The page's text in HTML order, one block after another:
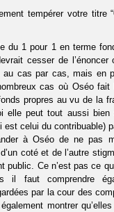
tempérer votre titre
du 1 pour 1 en terme
cesser de l’énoncer
au cas par cas, mais en
cas où Oséo fait
propres au vu de la
elle peut tout aussi bien
est celui du contribuable)
à Oséo de ne pas
coté et de l’autre
public. Ce n’est pas ce
il faut comprendre
par la cour des
montrer